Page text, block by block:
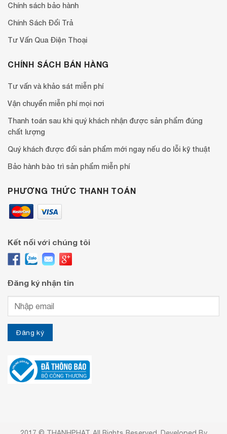
Chính sách bảo hành
Chính Sách Đổi Trả
Tư Vấn Qua Điện Thoại
CHÍNH SÁCH BÁN HÀNG
Tư vấn và khảo sát miễn phí
Vận chuyển miễn phí mọi nơi
Thanh toán sau khi quý khách nhận được sản phẩm đúng
chất lượng
Quý khách được đổi sản phẩm mới ngay nếu do lỗi kỹ thuật
Bảo hành bào trì sản phẩm miễn phí
PHƯƠNG THỨC THANH TOÁN
Kết nối với chúng tôi
Đăng ký nhận tin